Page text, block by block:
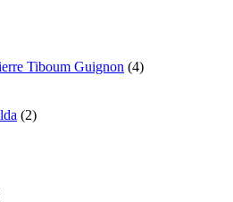
Tiboum Guignon (4)
(2)